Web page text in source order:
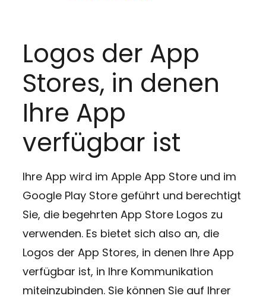
Logos der App
Stores, in denen
Ihre App
verfügbar ist
Ihre App wird im Apple App Store und im
Google Play Store geführt und berechtigt
Sie, die begehrten App Store Logos zu
verwenden. Es bietet sich also an, die
Logos der App Stores, in denen Ihre App
verfügbar ist, in Ihre Kommunikation
miteinzubinden. Sie können Sie auf Ihrer